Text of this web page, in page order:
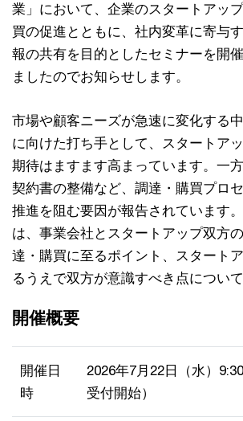
業」において、企業のスタートアッ
買の促進とともに、社内変革に寄与
報の共有を目的としたセミナーを開
ましたのでお知らせします。
市場や顧客ニーズが急速に変化する
に向けた打ち手として、スタートア
期待はますます高まっています。一
契約書の整備など、調達・購買プロ
推進を阻む要因が報告されています
は、事業会社とスタートアップ双方
達・購買に至るポイント、スタート
るうえで双方が意識すべき点につい
開催概要
開催日
時
2026年7月22日（水）
受付開始）